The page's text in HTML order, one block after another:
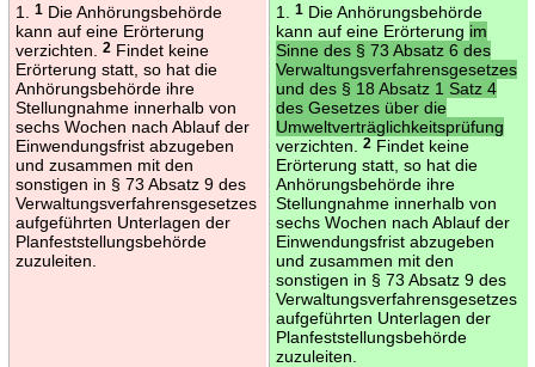
1. 1Die Anhörungsbehörde
kann auf eine Erörterung
verzichten.
2Findet keine
Erörterung statt, so hat die
Anhörungsbehörde ihre
Stellungnahme innerhalb von
sechs Wochen nach Ablauf der
Einwendungsfrist abzugeben
und zusammen mit den
sonstigen in § 73 Absatz 9 des
Verwaltungsverfahrensgesetzes
aufgeführten Unterlagen der
Planfeststellungsbehörde
zuzuleiten.
1. 1Die Anhörungsbehörde
kann auf eine Erörterung im
Sinne des § 73 Absatz 6 des
Verwaltungsverfahrensgesetzes
und des § 18 Absatz 1 Satz 4
des Gesetzes über die
Umweltverträglichkeitsprüfung
verzichten.
2Findet keine
Erörterung statt, so hat die
Anhörungsbehörde ihre
Stellungnahme innerhalb von
sechs Wochen nach Ablauf der
Einwendungsfrist abzugeben
und zusammen mit den
sonstigen in § 73 Absatz 9 des
Verwaltungsverfahrensgesetzes
aufgeführten Unterlagen der
Planfeststellungsbehörde
zuzuleiten.